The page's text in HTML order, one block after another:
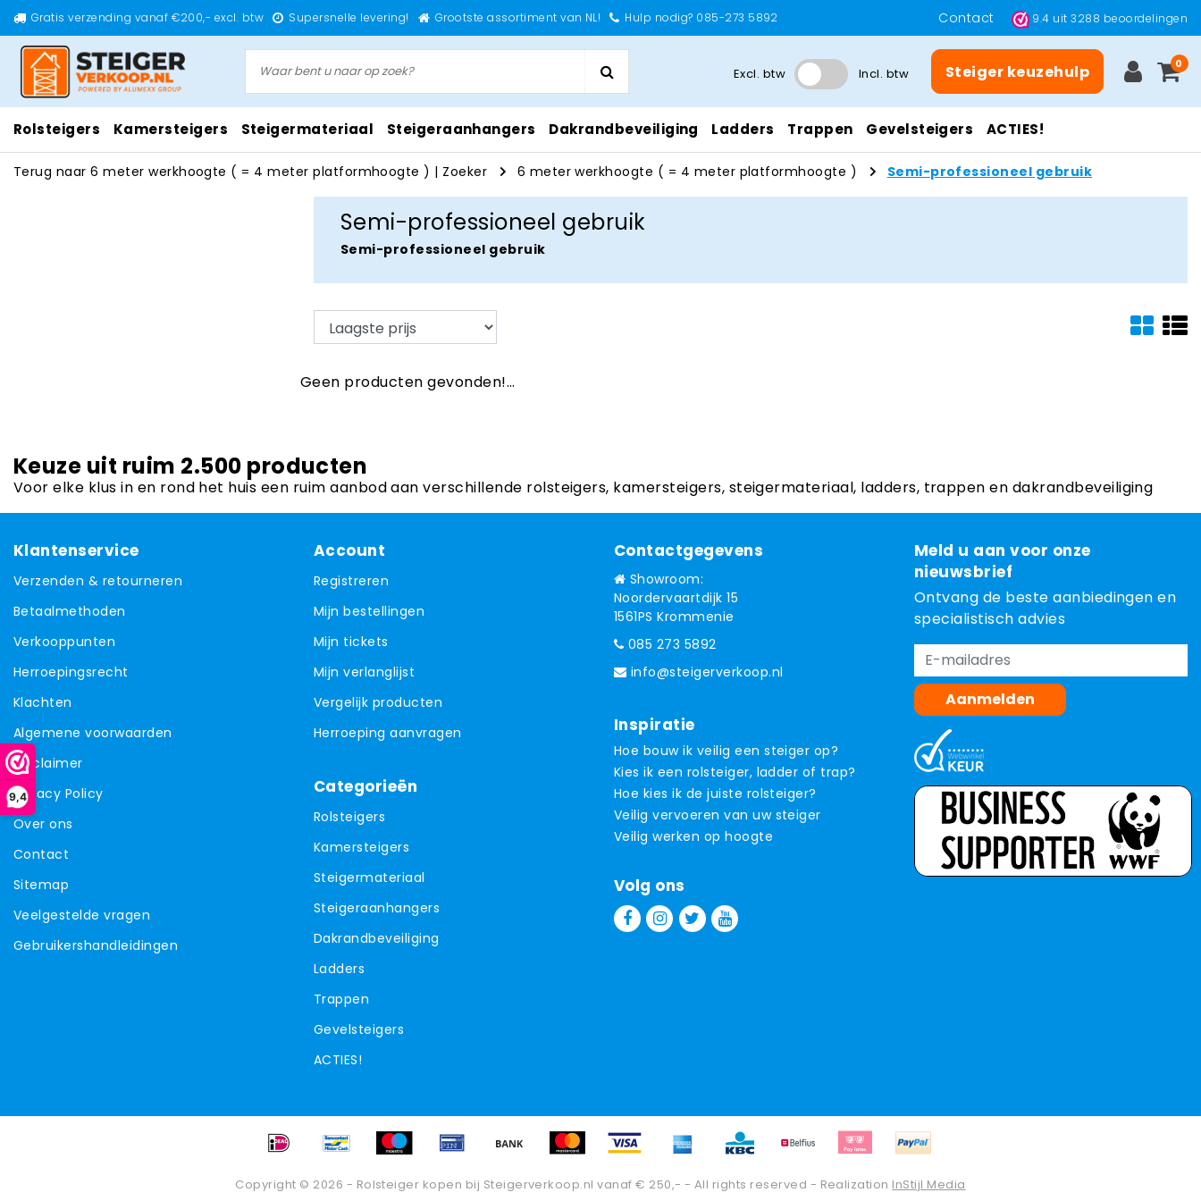
9,4
Gratis verzending vanaf €200,- excl. btw Supersnelle levering! Grootste assortiment van NL! Hulp nodig? 085-273 5892 Contact 9.4 uit3288 beoordelingen
Excl. btw Incl. btw Steiger keuzehulp 0
Rolsteigers Kamersteigers Steigermateriaal Steigeraanhangers Dakrandbeveiliging Ladders Trappen Gevelsteigers ACTIES!
Terug naar 6 meter werkhoogte ( = 4 meter platformhoogte ) | Zoeker 6 meter werkhoogte ( = 4 meter platformhoogte ) Semi-professioneel gebruik
Semi-professioneel gebruik
Semi-professioneel gebruik
Geen producten gevonden!...
Keuze uit ruim 2.500 producten
Voor elke klus in en rond het huis een ruim aanbod aan verschillende rolsteigers, kamersteigers, steigermateriaal, ladders, trappen en dakrandbeveiliging
Klantenservice
Verzenden & retourneren
Betaalmethoden
Verkooppunten
Herroepingsrecht
Klachten
Algemene voorwaarden
Disclaimer
Privacy Policy
Over ons
Contact
Sitemap
Veelgestelde vragen
Gebruikershandleidingen
Account
Registreren
Mijn bestellingen
Mijn tickets
Mijn verlanglijst
Vergelijk producten
Herroeping aanvragen
Categorieën
Rolsteigers
Kamersteigers
Steigermateriaal
Steigeraanhangers
Dakrandbeveiliging
Ladders
Trappen
Gevelsteigers
ACTIES!
Contactgegevens
Showroom:
Noordervaartdijk 15
1561PS Krommenie
085 273 5892
info@steigerverkoop.nl
Inspiratie
Hoe bouw ik veilig een steiger op?
Kies ik een rolsteiger, ladder of trap?
Hoe kies ik de juiste rolsteiger?
Veilig vervoeren van uw steiger
Veilig werken op hoogte
Volg ons
Meld u aan voor onze
nieuwsbrief
Ontvang de beste aanbiedingen en
specialistisch advies
Aanmelden
Copyright © 2026 - Rolsteiger kopen bij Steigerverkoop.nl vanaf € 250,- - All rights reserved - Realization InStijl Media